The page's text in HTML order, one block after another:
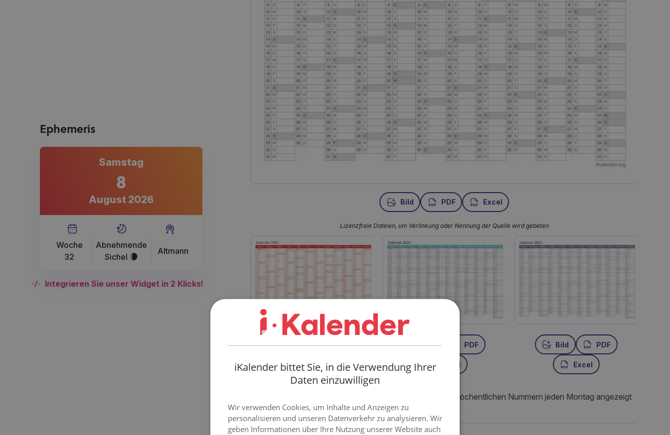
Bild PDF Excel
Lizenzfreie Dateien, um Verlinkung oder Nennung der Quelle wird gebeten
Bild PDF
Excel
Bild PDF
Excel
Bild PDF
Excel
Eine zweite Version wird ebenfalls angeboten, wobei die wöchentlichen Nummern jeden Montag angezeigt
werden.
Ephemeris
Samstag
8
August 2026
Woche
32
Abnehmende
Sichel W
Altmann
Integrieren Sie unser Widget in 2 Klicks!
iKalender bittet Sie, in die Verwendung Ihrer
Daten einzuwilligen
Wir verwenden Cookies, um Inhalte und Anzeigen zu
personalisieren und unseren Datenverkehr zu analysieren. Wir
geben Informationen über Ihre Nutzung unserer Website auch